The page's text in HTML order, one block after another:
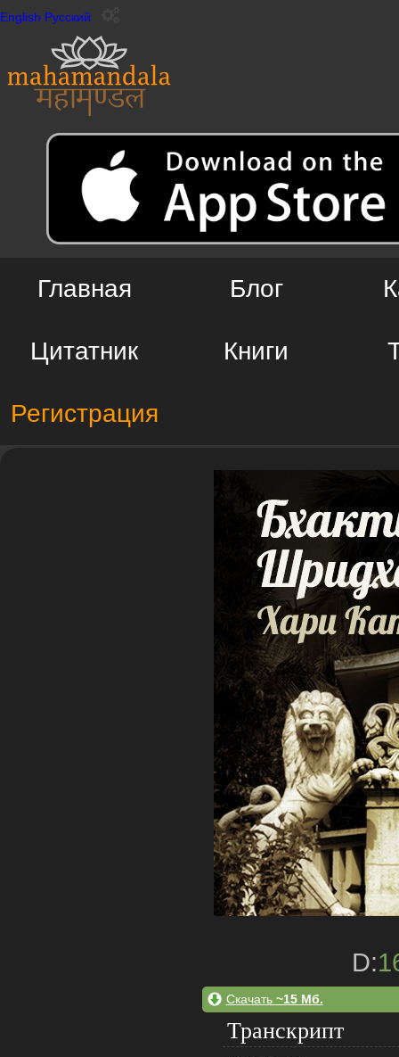
English Русский
Главная Блог
Цитатник Книги
Регистрация
D:
Скачать ~15 Мб.
Транскрипт